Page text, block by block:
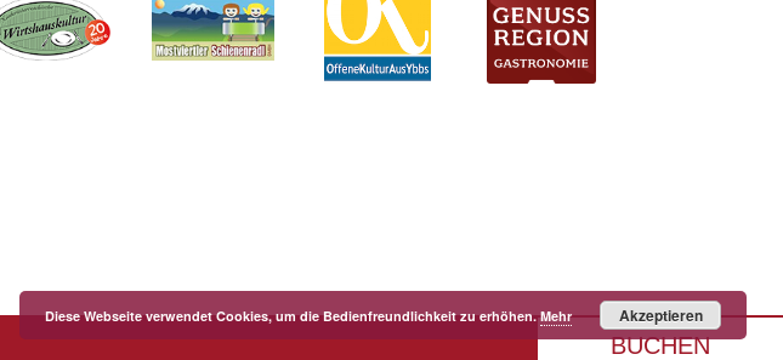
BUCHEN
Diese Webseite verwendet Cookies, um die Bedienfreundlichkeit zu erhöhen.Mehr Akzeptieren